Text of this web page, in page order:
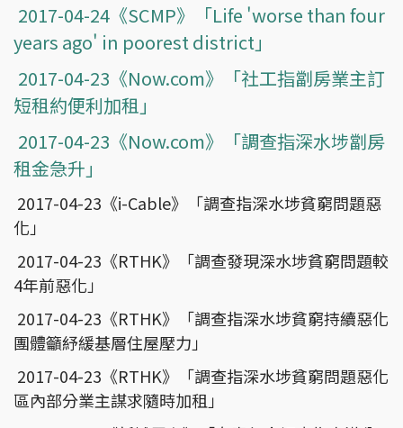
2017-04-24《SCMP》「Life 'worse than four
years ago' in poorest district」
2017-04-23《Now.com》「社工指劏房業主訂
短租約便利加租」
2017-04-23《Now.com》「調查指深水埗劏房
租金急升」
2017-04-23《i-Cable》「調查指深水埗貧窮問題惡
化」
2017-04-23《RTHK》「調查發現深水埗貧窮問題較
4年前惡化」
2017-04-23《RTHK》「調查指深水埗貧窮持續惡化
團體籲紓緩基層住屋壓力」
2017-04-23《RTHK》「調查指深水埗貧窮問題惡化
區內部分業主謀求隨時加租」